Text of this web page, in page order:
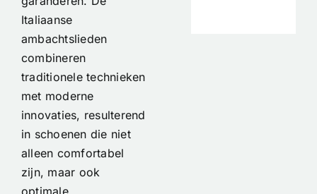
Italiaanse
ambachtslieden
combineren
traditionele technieken
met moderne
innovaties, resulterend
in schoenen die niet
alleen comfortabel
zijn, maar ook
optimale